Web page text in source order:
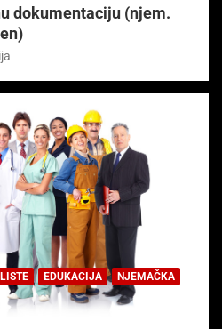
dokumentaciju (njem.
EDUKACIJA
NJEMAČKA